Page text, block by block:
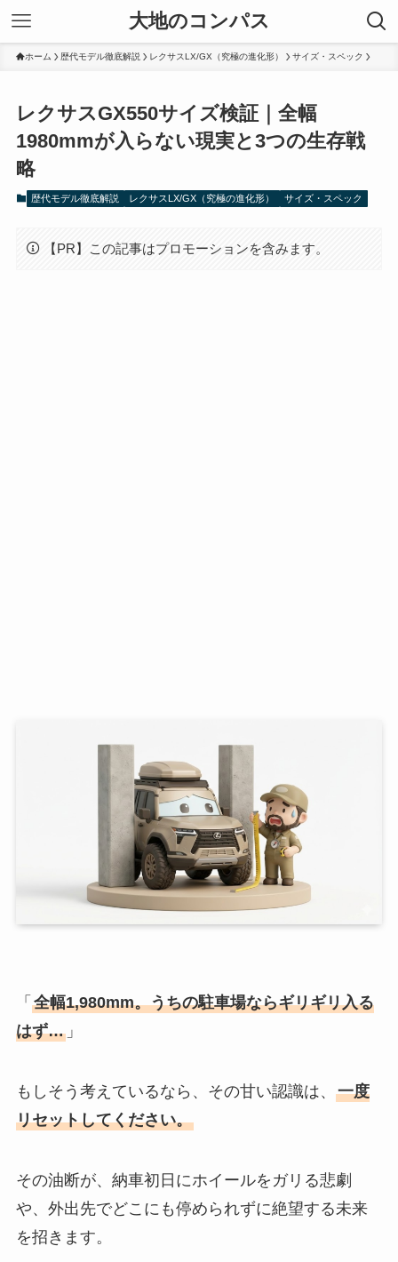
大地のコンパス
ホーム 歴代モデル徹底解説 レクサスLX/GX（究極の進化形） サイズ・スペック
レクサスGX550サイズ検証｜全幅
1980mmが入らない現実と3つの生存戦
略
歴代モデル徹底解説 レクサスLX/GX（究極の進化形） サイズ・スペック
【PR】この記事はプロモーションを含みます。
「 全幅1,980mm。うちの駐車場ならギリギリ入る
はず…」
もしそう考えているなら、その甘い認識は、 一度
リセットしてください。
その油断が、納車初日にホイールをガリる悲劇
や、外出先でどこにも停められずに絶望する未来
を招きます。